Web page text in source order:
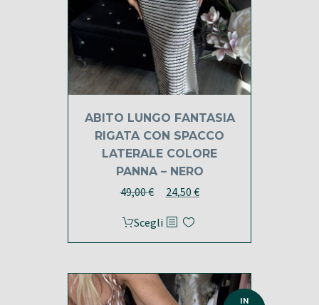
ABITO LUNGO FANTASIA
RIGATA CON SPACCO
LATERALE COLORE
PANNA – NERO
49,00€
Il
originale
era:
24,50 €
è:
ScegliQuesto
prodotto
più
varianti.
IN